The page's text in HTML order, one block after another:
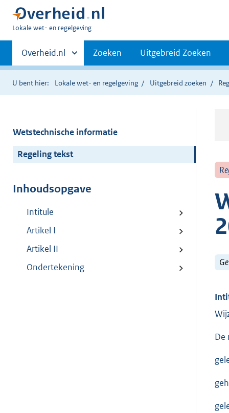
U
hier:
Lokale wet- en regelgeving
Primaire
navigatie
Andere
sites
binnen
Overheid.nl Zoeken Uitgebreid Zoeken
U bent hier: Lokale wet- en regelgeving Uitgebreid zoeken
Wetstechnische informatie
Regeling tekst
Inhoudsopgave
Intitule
Artikel I
Artikel II
Ondertekening
De